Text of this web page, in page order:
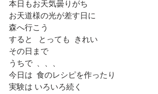
本日もお天気曇りがち
お天道様の光が差す日に
森へ行こう
すると   とっても  きれい
その日まで
うちで  、、、
今日は  食のレシピを作ったり
実験は いろいろ続く